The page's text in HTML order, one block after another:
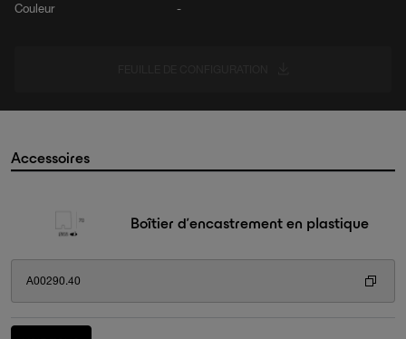
Couleur -
Accessoires
Boîtier d’encastrement en plastique
A00290.40